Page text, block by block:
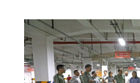
退
役
军
人
文
化
国